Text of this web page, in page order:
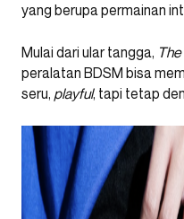
yang berupa permainan
Mulai dari ular tangga,
peralatan BDSM bisa
seru, playful, tapi tetap